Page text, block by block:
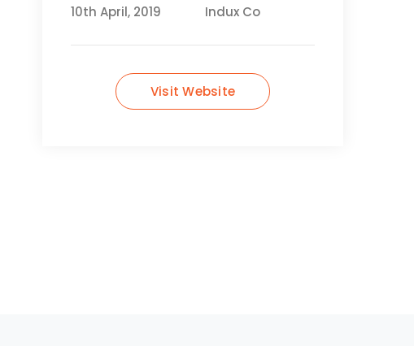
10th April, 2019
Indux Co
Visit Website